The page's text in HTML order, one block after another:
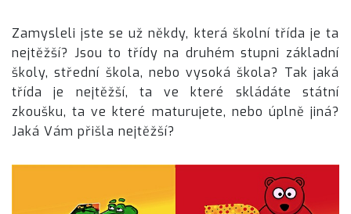
Zamysleli jste se už někdy, která školní třída je ta
nejtěžší? Jsou to třídy na druhém stupni základní
školy, střední škola, nebo vysoká škola? Tak jaká
třída je nejtěžší, ta ve které skládáte státní
zkoušku, ta ve které maturujete, nebo úplně jiná?
Jaká Vám přišla nejtěžší?